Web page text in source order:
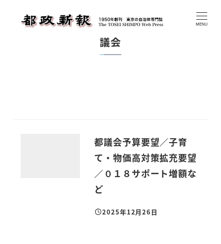
MENU
議会
都議会予算要望／子育
て・物価高対策拡充要望
／０１８サポート増額な
ど
投稿日
2025年12月26日